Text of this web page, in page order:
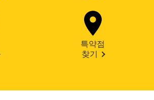
특약점
찾기